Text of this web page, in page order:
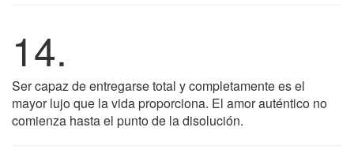
14.
Ser capaz de entregarse total y completamente es el
mayor lujo que la vida proporciona. El amor auténtico no
comienza hasta el punto de la disolución.